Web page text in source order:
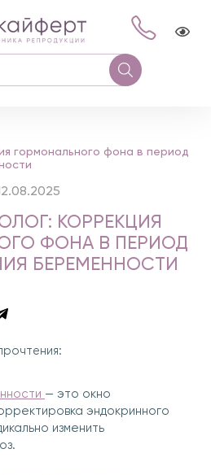
гормонального фона в период
КОРРЕКЦИЯ
ФОНА В ПЕРИОД
БЕРЕМЕННОСТИ
— это окно
эндокринного
изменить